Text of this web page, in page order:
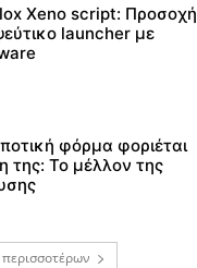
Xeno script: Προσοχή
launcher με
φόρμα φοριέται
της: Το μέλλον της